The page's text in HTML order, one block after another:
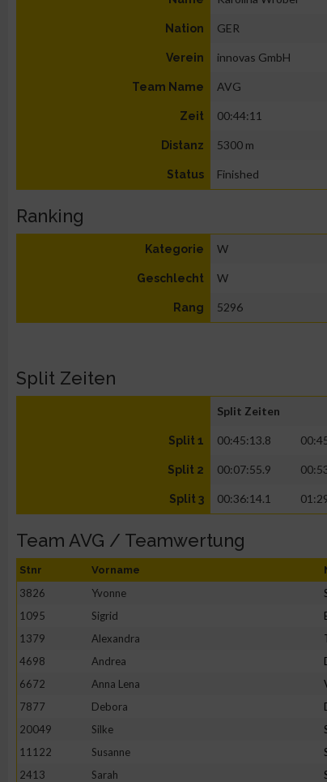
Nation GER
Verein innovas GmbH
Team Name AVG
Zeit 00:44:11
Distanz 5300 m
Status Finished
Ranking
Kategorie W
Geschlecht W
Rang 5296
Split Zeiten
Split Zeiten
Split 1 00:45:13.8
Split 2 00:07:55.9
Split 3 00:36:14.1
Team AVG / Teamwertung
Stnr Vorname
3826 Yvonne
1095
Sigrid
1379
Alexandra
4698
Andrea
6672
Anna Lena
7877
Debora
20049
Silke
11122
Susanne
2413
Sarah